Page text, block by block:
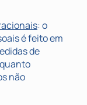
: o
é feito em
de
não